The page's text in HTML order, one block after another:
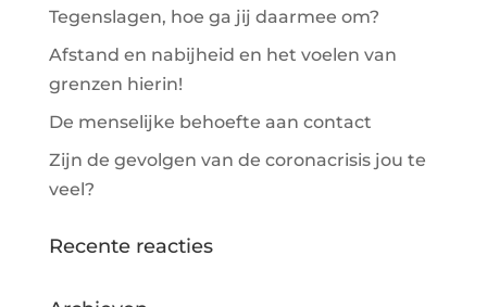
Tegenslagen, hoe ga jij daarmee om?
Afstand en nabijheid en het voelen van
grenzen hierin!
De menselijke behoefte aan contact
Zijn de gevolgen van de coronacrisis jou te
veel?
Recente reacties